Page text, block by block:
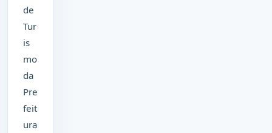
de
Tur
is
mo
da
Pre
feit
ura